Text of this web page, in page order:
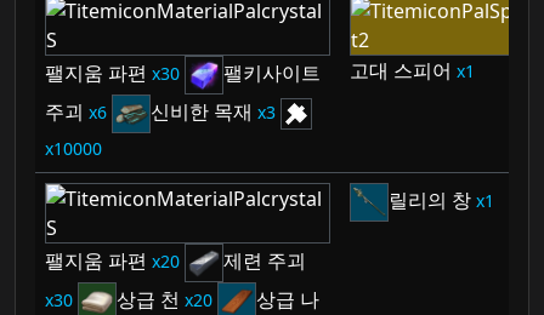
팰지움 파편 30
팰키사이트
주괴
6 신비한 목재
3
10000
고대 스피어 1
팰지움 파편 20 제련 주괴
30 상급 천 20
상급 나
릴리의 창 1